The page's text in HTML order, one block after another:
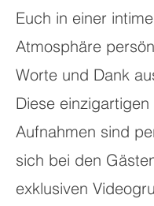
Euch in einer
Atmosphäre
Worte und Dank
Diese einzigartigen
Aufnahmen sind
sich bei den
exklusiven